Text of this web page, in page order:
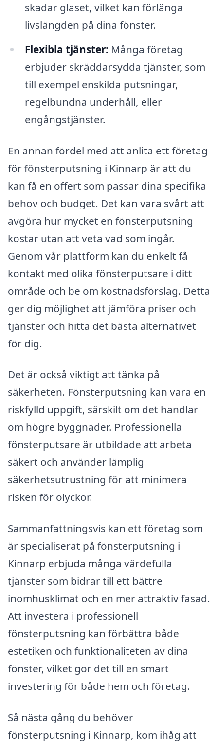
skadar glaset, vilket kan förlänga
livslängden på dina fönster.
Flexibla tjänster: Många företag
erbjuder skräddarsydda tjänster, som
till exempel enskilda putsningar,
regelbundna underhåll, eller
engångstjänster.
En annan fördel med att anlita ett företag
för fönsterputsning i Kinnarp är att du
kan få en offert som passar dina specifika
behov och budget. Det kan vara svårt att
avgöra hur mycket en fönsterputsning
kostar utan att veta vad som ingår.
Genom vår plattform kan du enkelt få
kontakt med olika fönsterputsare i ditt
område och be om kostnadsförslag. Detta
ger dig möjlighet att jämföra priser och
tjänster och hitta det bästa alternativet
för dig.
Det är också viktigt att tänka på
säkerheten. Fönsterputsning kan vara en
riskfylld uppgift, särskilt om det handlar
om högre byggnader. Professionella
fönsterputsare är utbildade att arbeta
säkert och använder lämplig
säkerhetsutrustning för att minimera
risken för olyckor.
Sammanfattningsvis kan ett företag som
är specialiserat på fönsterputsning i
Kinnarp erbjuda många värdefulla
tjänster som bidrar till ett bättre
inomhusklimat och en mer attraktiv fasad.
Att investera i professionell
fönsterputsning kan förbättra både
estetiken och funktionaliteten av dina
fönster, vilket gör det till en smart
investering för både hem och företag.
Så nästa gång du behöver
fönsterputsning i Kinnarp, kom ihåg att